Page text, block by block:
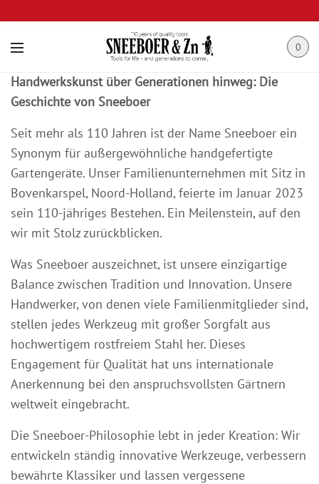
0
Handwerkskunst über Generationen hinweg: Die
Geschichte von Sneeboer
Seit mehr als 110 Jahren ist der Name Sneeboer ein
Synonym für außergewöhnliche handgefertigte
Gartengeräte. Unser Familienunternehmen mit Sitz in
Bovenkarspel, Noord-Holland, feierte im Januar 2023
sein 110-jähriges Bestehen. Ein Meilenstein, auf den
wir mit Stolz zurückblicken.
Was Sneeboer auszeichnet, ist unsere einzigartige
Balance zwischen Tradition und Innovation. Unsere
Handwerker, von denen viele Familienmitglieder sind,
stellen jedes Werkzeug mit großer Sorgfalt aus
hochwertigem rostfreiem Stahl her. Dieses
Engagement für Qualität hat uns internationale
Anerkennung bei den anspruchsvollsten Gärtnern
weltweit eingebracht.
Die Sneeboer-Philosophie lebt in jeder Kreation: Wir
entwickeln ständig innovative Werkzeuge, verbessern
bewährte Klassiker und lassen vergessene